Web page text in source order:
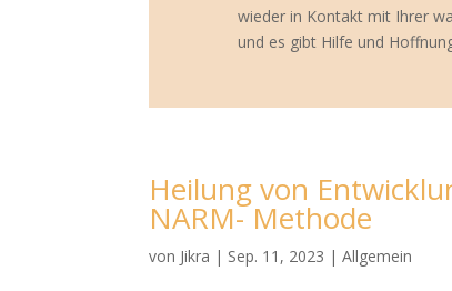
wieder in Kontakt mit Ihrer
und es gibt Hilfe und
Heilung von
NARM- Methode
von Jikra | Sep. 11, 2023 |Allgemein